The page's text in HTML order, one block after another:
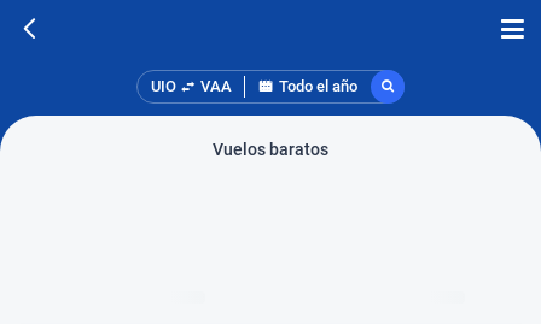
UIO VAA Todo el año
Vuelos baratos